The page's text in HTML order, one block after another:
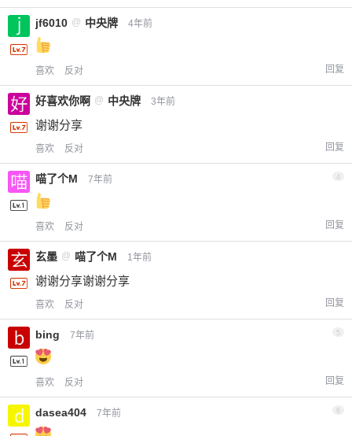
jf6010 @ 中央牌 4年前
喜欢 反对 回复
好喜欢你啊 @ 中央牌 3年前
谢谢分享
喜欢 反对 回复
喵了个M 7年前 4
喜欢 反对 回复
玄墨 @ 喵了个M 1年前
谢谢分享谢谢分享
喜欢 反对 回复
bing 7年前 5
喜欢 反对 回复
dasea404 7年前 6